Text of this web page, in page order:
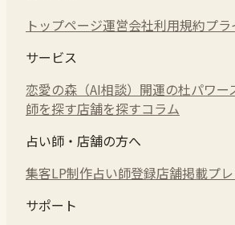
トップページ運営会社利用規約プ
サービス
恋愛の森（AI相談） 開運の杜パワー
師を探す店舗を探すコラム
占い師・店舗の方へ
集客LP制作占い師登録店舗掲載プ
サポート